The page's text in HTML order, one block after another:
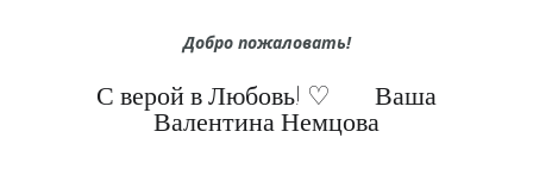
Добро пожаловать!
С верой в Любовь! ‌♡ ⠀⠀Ваша
Валентина Немцова